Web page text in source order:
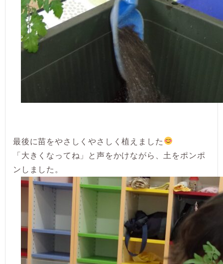
最後に苗をやさしくやさしく植えました
「大きくなってね」と声をかけながら、土をポンポ
ンしました。